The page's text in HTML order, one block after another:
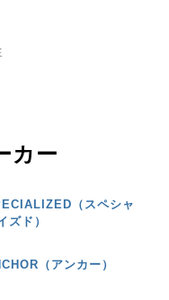
カー
（スペシャ
ズド）
（アンカー）